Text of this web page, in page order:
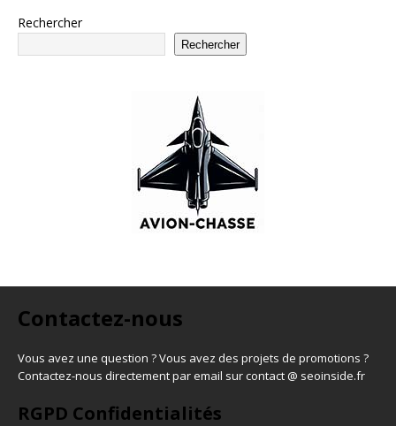
Rechercher
Rechercher
Contactez-nous
Vous avez une question ? Vous avez des projets de promotions ?
Contactez-nous directement par email sur contact @ seoinside.fr
RGPD Confidentialités